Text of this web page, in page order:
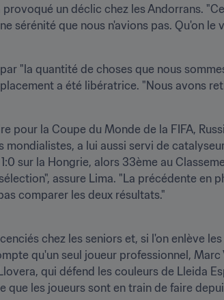
un déclic chez les Andorrans.
sérénité que nous n'avions pas. Qu'on le
"la quantité de choses que nous
a été libératrice. "Nous avons
pour la Coupe du Monde de la FIFA,
a lui aussi servi de
sur la Hongrie, alors 33ème au
assure Lima. "La précédente en
comparer les deux résultats."
chez les seniors et, si l'on enlève
qu'un seul joueur professionnel, Marc
qui défend les couleurs de Lleida
les joueurs sont en train de faire